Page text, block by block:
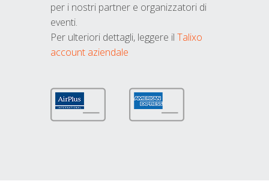
per i nostri partner e organizzatori di
eventi.
Per ulteriori dettagli, leggere il Talixo
account aziendale